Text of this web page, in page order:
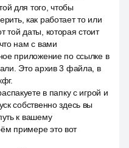
для того, чтобы
как работает то или
той даты, которая стоит
нам с вами
приложение по ссылке в
Это архив 3 файла, в
в папку с игрой и
собственно здесь вы
к вашему
примере это вот